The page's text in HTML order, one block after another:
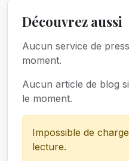
Découvrez aussi
Aucun service de
moment.
Aucun article de blog
le moment.
Impossible de
lecture.